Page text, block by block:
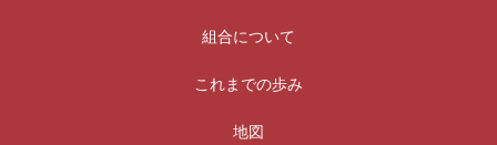
組合について
これまでの歩み
地図